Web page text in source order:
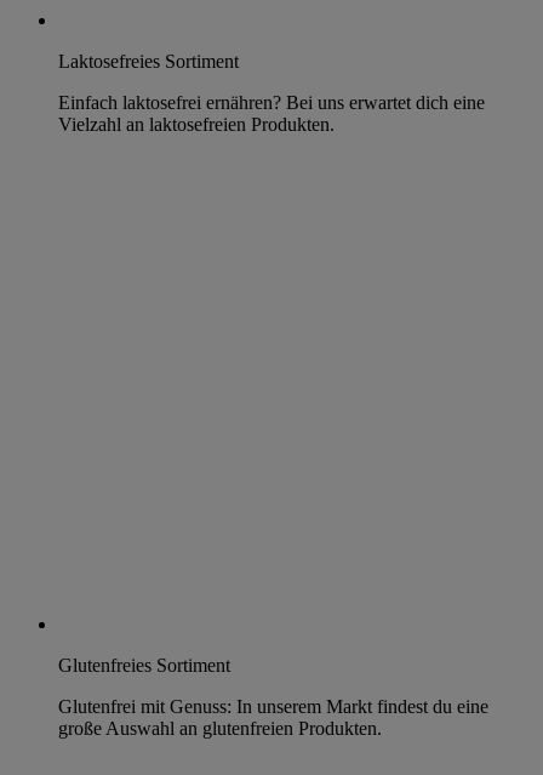
Laktosefreies Sortiment
Einfach laktosefrei ernähren? Bei uns erwartet dich eine
Vielzahl an laktosefreien Produkten.
Glutenfreies Sortiment
Glutenfrei mit Genuss: In unserem Markt findest du eine
große Auswahl an glutenfreien Produkten.